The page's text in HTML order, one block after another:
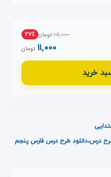
۱۵,۰۰۰ تومان ۲۷٪
۱۱,۰۰۰ تومان
خرید
درس،دانلود طرح درس فارس پنجم